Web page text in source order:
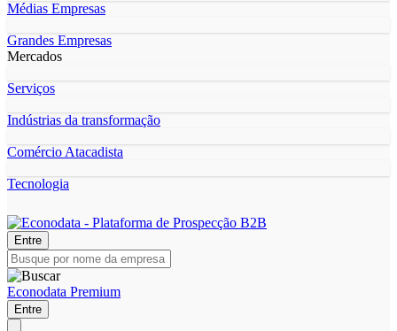
Médias Empresas
Grandes Empresas
Mercados
Serviços
Indústrias da transformação
Comércio Atacadista
Tecnologia
Entre
Econodata Premium
Entre